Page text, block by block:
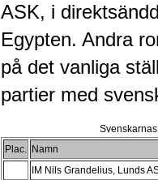
ASK, i
Egypten. Andra
på det vanliga
partier med
Plac. Namn
IM Nils Grandelius, Lunds